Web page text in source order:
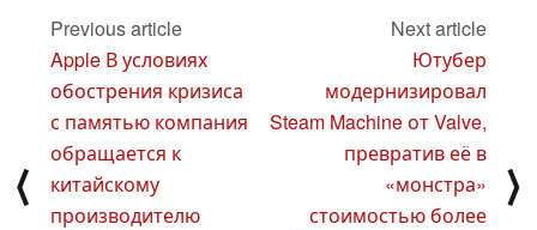
⟨
Previous article
Apple В условиях
обострения кризиса
с памятью компания
обращается к
китайскому
производителю
Next article
Ютубер
модернизировал
Steam Machine от Valve,
превратив её в
«монстра»
стоимостью более
⟩